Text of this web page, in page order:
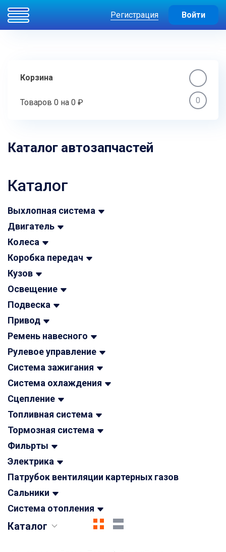
Регистрация Войти
Корзина
Товаров 0 на 0 ₽ 0
Каталог автозапчастей
Каталог
Выхлопная система
Двигатель
Колеса
Коробка передач
Кузов
Освещение
Подвеска
Привод
Ремень навесного
Рулевое управление
Система зажигания
Система охлаждения
Сцепление
Топливная система
Тормозная система
Фильрты
Электрика
Патрубок вентиляции картерных газов
Сальники
Система отопления
Каталог